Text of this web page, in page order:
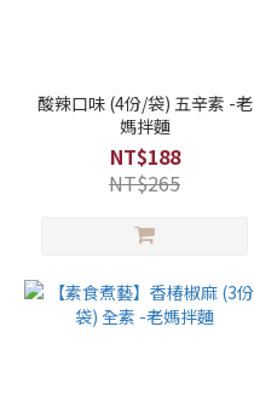
酸辣口味 (4份/袋) 五辛素 -老
媽拌麵
NT$188
NT$265